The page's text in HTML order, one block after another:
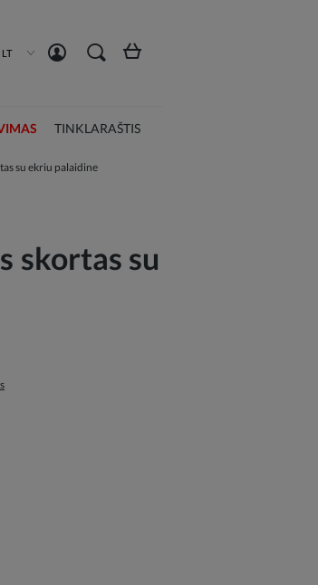
LT
TINKLARAŠTIS
su ekriu palaidine
skortas su